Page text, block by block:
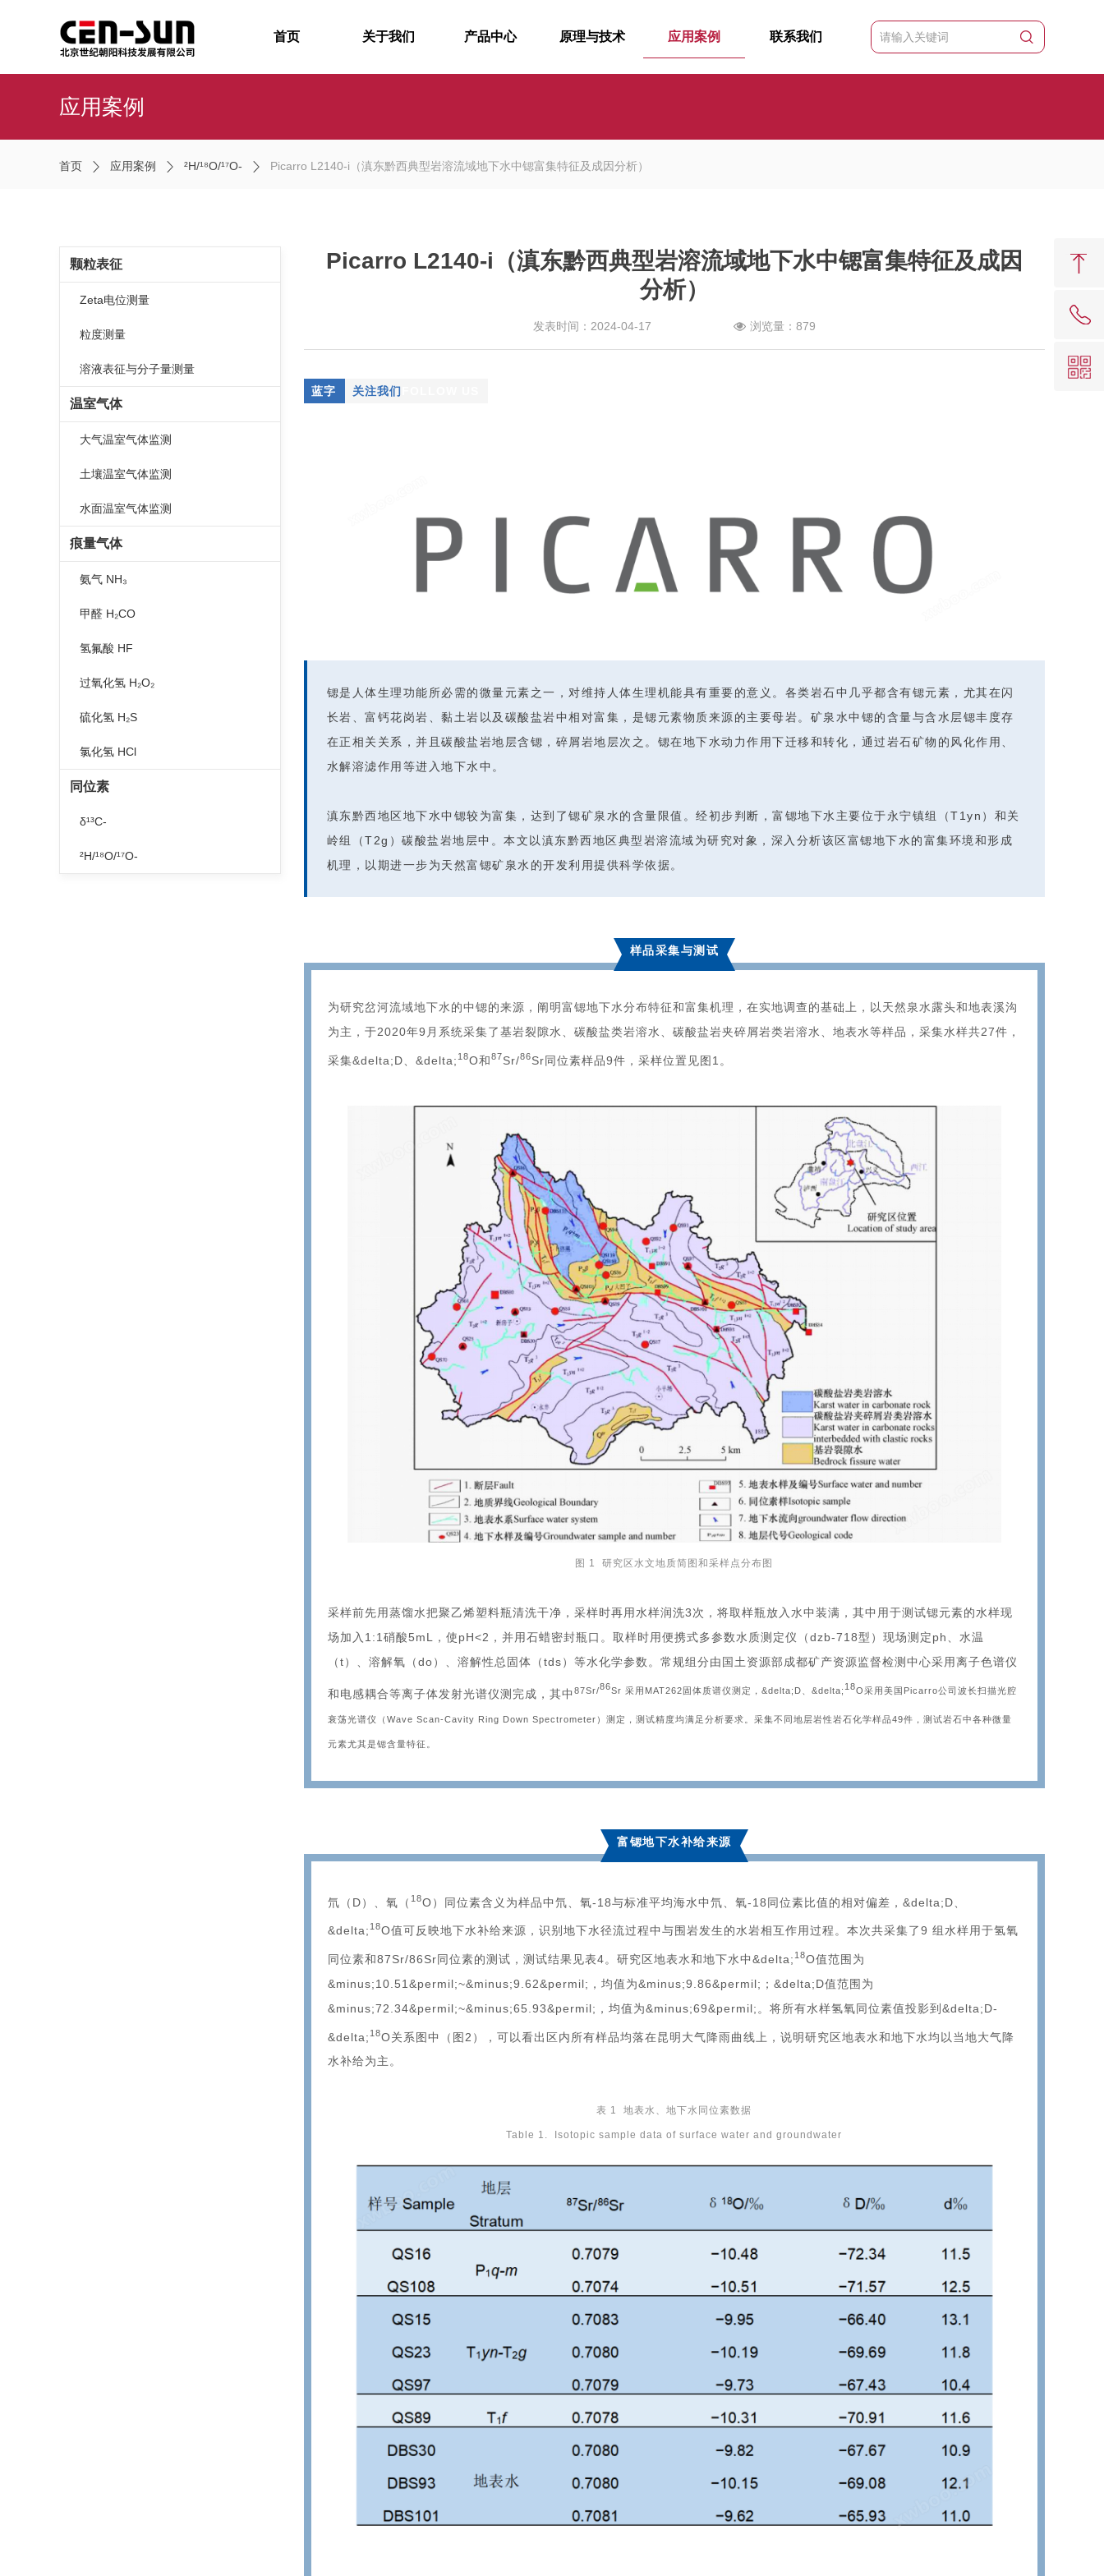
首页 关于我们 产品中心 原理与技术 应用案例 联系我们
应用案例
首页 应用案例 ²H/¹⁸O/¹⁷O- Picarro L2140-i（滇东黔西典型岩溶流域地下水中锶富集特征及成因分析）
颗粒表征
Zeta电位测量
粒度测量
溶液表征与分子量测量
温室气体
大气温室气体监测
土壤温室气体监测
水面温室气体监测
痕量气体
氨气 NH₃
甲醛 H₂CO
氢氟酸 HF
过氧化氢 H₂O₂
硫化氢 H₂S
氯化氢 HCl
同位素
δ¹³C-
²H/¹⁸O/¹⁷O-
Picarro L2140-i（滇东黔西典型岩溶流域地下水中锶富集特征及成因
分析）
发表时间：2024-04-17 浏览量：879
蓝字 关注我们
锶是人体生理功能所必需的微量元素之一，对维持人体生理机能具有重要的意义。各类岩石中几乎都含有锶元素，尤其在闪
长岩、富钙花岗岩、黏土岩以及碳酸盐岩中相对富集，是锶元素物质来源的主要母岩。矿泉水中锶的含量与含水层锶丰度存
在正相关关系，并且碳酸盐岩地层含锶，碎屑岩地层次之。锶在地下水动力作用下迁移和转化，通过岩石矿物的风化作用、
水解溶滤作用等进入地下水中。
滇东黔西地区地下水中锶较为富集，达到了锶矿泉水的含量限值。经初步判断，富锶地下水主要位于永宁镇组（T1yn）和关
岭组（T2g）碳酸盐岩地层中。本文以滇东黔西地区典型岩溶流域为研究对象，深入分析该区富锶地下水的富集环境和形成
机理，以期进一步为天然富锶矿泉水的开发利用提供科学依据。
样品采集与测试
为研究岔河流域地下水的中锶的来源，阐明富锶地下水分布特征和富集机理，在实地调查的基础上，以天然泉水露头和地表溪沟
为主，于2020年9月系统采集了基岩裂隙水、碳酸盐类岩溶水、碳酸盐岩夹碎屑岩类岩溶水、地表水等样品，采集水样共27件，
采集&delta;D、&delta; 18O和87Sr/86Sr同位素样品9件，采样位置见图1。
图 1 研究区水文地质简图和采样点分布图
采样前先用蒸馏水把聚乙烯塑料瓶清洗干净，采样时再用水样润洗3次，将取样瓶放入水中装满，其中用于测试锶元素的水样现
场加入1:1硝酸5mL，使pH<2，并用石蜡密封瓶口。取样时用便携式多参数水质测定仪（dzb-718型）现场测定ph、水温
（t）、溶解氧（do）、溶解性总固体（tds）等水化学参数。常规组分由国土资源部成都矿产资源监督检测中心采用离子色谱仪
和电感耦合等离子体发射光谱仪测完成，其中 87Sr/86Sr 采用MAT262固体质谱仪测定，&delta;D、&delta; 18O采用美国Picarro公司波长扫描光腔
衰荡光谱仪（Wave Scan-Cavity Ring Down Spectrometer）测定，测试精度均满足分析要求。采集不同地层岩性岩石化学样品49件，测试岩石中各种微量
元素尤其是锶含量特征。
富锶地下水补给来源
氘（D）、氧（ 18O）同位素含义为样品中氘、氧-18与标准平均海水中氘、氧-18同位素比值的相对偏差，&delta;D、
&delta; 18O值可反映地下水补给来源，识别地下水径流过程中与围岩发生的水岩相互作用过程。本次共采集了9 组水样用于氢氧
同位素和87Sr/86Sr同位素的测试，测试结果见表4。研究区地表水和地下水中&delta; 18O值范围为
&minus;10.51&permil;~&minus;9.62&permil;，均值为&minus;9.86&permil;；&delta;D值范围为
&minus;72.34&permil;~&minus;65.93&permil;，均值为&minus;69&permil;。将所有水样氢氧同位素值投影到&delta;D-
&delta; 18O关系图中（图2），可以看出区内所有样品均落在昆明大气降雨曲线上，说明研究区地表水和地下水均以当地大气降
水补给为主。
表 1 地表水、地下水同位素数据
Table 1. Isotopic sample data of surface water and groundwater
62081909